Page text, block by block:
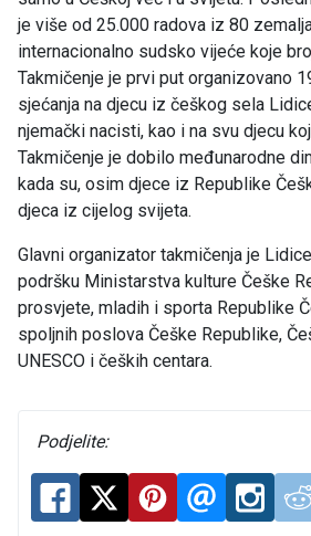
je više od 25.000 radova iz 80
internacionalno sudsko vijeće koje
Takmičenje je prvi put organizovano
sjećanja na djecu iz češkog sela
njemački nacisti, kao i na svu djecu
Takmičenje je dobilo međunarodne
kada su, osim djece iz Republike
djeca iz cijelog svijeta.
Glavni organizator takmičenja je
podršku Ministarstva kulture Češke
prosvjete, mladih i sporta Republike
spoljnih poslova Češke Republike,
UNESCO i čeških centara.
Podjelite: